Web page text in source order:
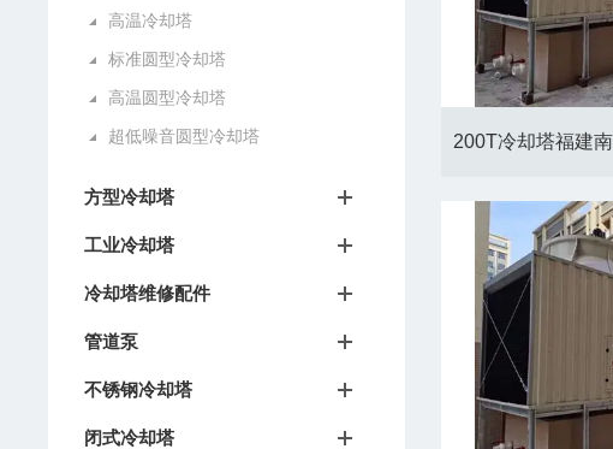
高温冷却塔
标准圆型冷却塔
高温圆型冷却塔
超低噪音圆型冷却塔
方型冷却塔
工业冷却塔
冷却塔维修配件
管道泵
不锈钢冷却塔
闭式冷却塔